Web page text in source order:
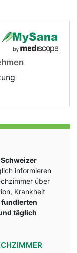
informieren
über
Krankheit
fundlerten
täglich